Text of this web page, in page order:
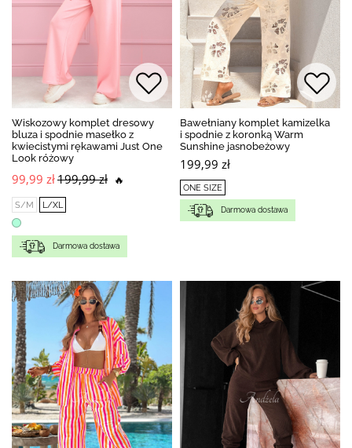
Wiskozowy komplet dresowy
bluza i spodnie masełko z
kwiecistymi rękawami Just One
Look różowy
99,99 zł199,99 zł 🔥
S/M L/XL
Darmowa dostawa
Bawełniany komplet kamizelka
i spodnie z koronką Warm
Sunshine jasnobeżowy
199,99 zł
ONE SIZE
Darmowa dostawa